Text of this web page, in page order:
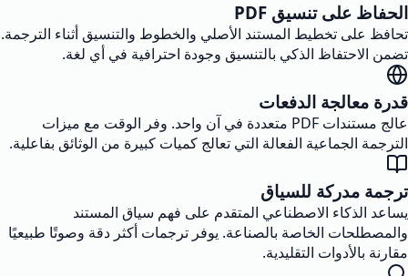
الحفاظ على تنسيق PDF
تحافظ على تخطيط المستند الأصلي والخطوط والتنسيق أثناء الترجمة.
تضمن الاحتفاظ الذكي بالتنسيق وجودة احترافية في أي لغة.
قدرة معالجة الدفعات
عالج مستندات PDF متعددة في آن واحد. وفر الوقت مع ميزات
الترجمة الجماعية الفعالة التي تعالج كميات كبيرة من الوثائق بفاعلية.
ترجمة مدركة للسياق
يساعد الذكاء الاصطناعي المتقدم على فهم سياق المستند
والمصطلحات الخاصة بالصناعة. يوفر ترجمات أكثر دقة وصوتًا طبيعيًا
مقارنة بالأدوات التقليدية.